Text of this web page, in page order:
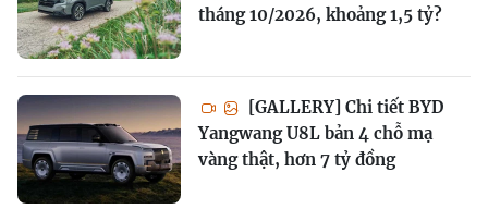
tháng 10/2026, khoảng 1,5 tỷ?
[GALLERY] Chi tiết BYD
Yangwang U8L bản 4 chỗ mạ
vàng thật, hơn 7 tỷ đồng